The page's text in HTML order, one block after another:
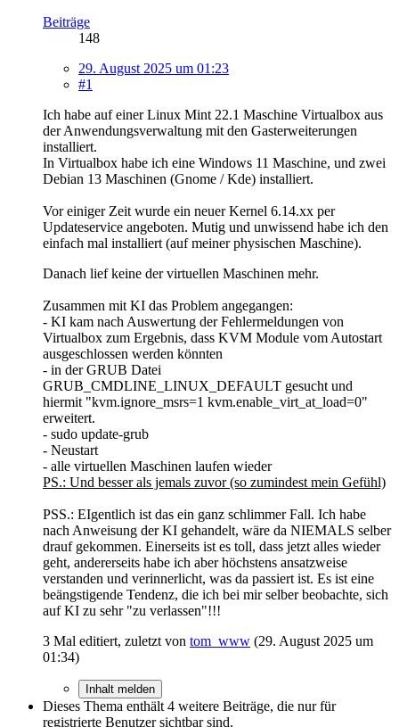
Beiträge
148
29. August 2025 um 01:23
#1
Ich habe auf einer Linux Mint 22.1 Maschine Virtualbox aus
der Anwendungsverwaltung mit den Gasterweiterungen
installiert.
In Virtualbox habe ich eine Windows 11 Maschine, und zwei
Debian 13 Maschinen (Gnome / Kde) installiert.
Vor einiger Zeit wurde ein neuer Kernel 6.14.xx per
Updateservice angeboten. Mutig und unwissend habe ich den
einfach mal installiert (auf meiner physischen Maschine).
Danach lief keine der virtuellen Maschinen mehr.
Zusammen mit KI das Problem angegangen:
- KI kam nach Auswertung der Fehlermeldungen von
Virtualbox zum Ergebnis, dass KVM Module vom Autostart
ausgeschlossen werden könnten
- in der GRUB Datei
GRUB_CMDLINE_LINUX_DEFAULT gesucht und
hiermit "kvm.ignore_msrs=1 kvm.enable_virt_at_load=0"
erweitert.
- sudo update-grub
- Neustart
- alle virtuellen Maschinen laufen wieder
PS.: Und besser als jemals zuvor (so zumindest mein Gefühl)
PSS.: EIgentlich ist das ein ganz schlimmer Fall. Ich habe
nach Anweisung der KI gehandelt, wäre da NIEMALS selber
drauf gekommen. Einerseits ist es toll, dass jetzt alles wieder
geht, andererseits habe ich aber höchstens ansatzweise
verstanden und verinnerlicht, was da passiert ist. Es ist eine
beängstigende Tendenz, die ich bei mir selber beobachte, sich
auf KI zu sehr "zu verlassen"!!!
3 Mal editiert, zuletzt von tom_www (29. August 2025 um
01:34)
Inhalt melden
Dieses Thema enthält 4 weitere Beiträge, die nur für
registrierte Benutzer sichtbar sind.